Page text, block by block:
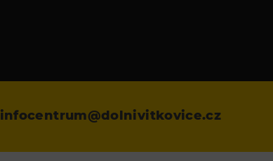
infocentrum@dolnivitkovice.cz